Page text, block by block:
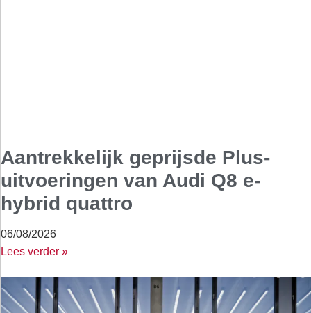
Aantrekkelijk geprijsde Plus-
uitvoeringen van Audi Q8 e-
hybrid quattro
06/08/2026
Lees verder »